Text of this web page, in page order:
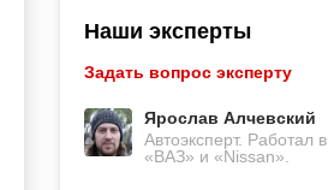
Наши эксперты
Задать вопрос эксперту
Ярослав Алчевский
Автоэксперт. Работал в
«ВАЗ» и «Nissan».